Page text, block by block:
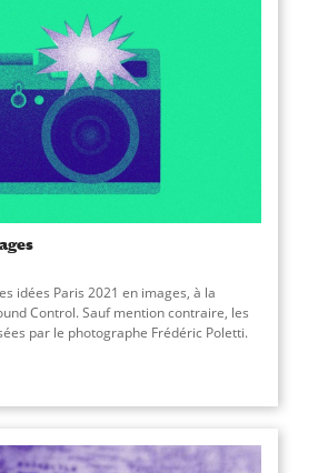
idées Paris 2021 en images, à la
Control. Sauf mention contraire, les
par le photographe Frédéric Poletti.